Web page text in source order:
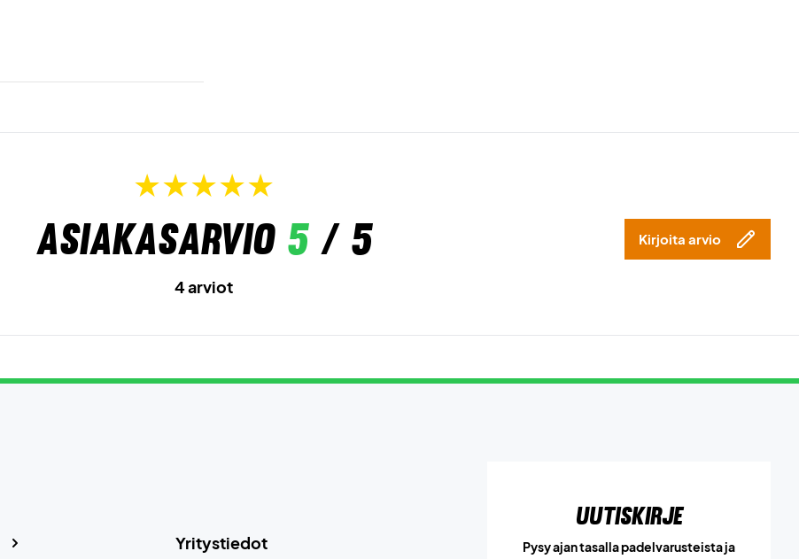
Asiakasarvio 5/ 5 Kirjoita arvio
4 arviot
Yritystiedot
Uutiskirje
Pysy ajan tasalla padelvarusteista ja